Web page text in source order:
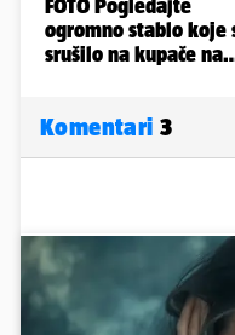
Komentari 3